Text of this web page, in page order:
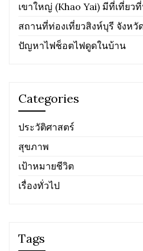
เขาใหญ่ (Khao Yai) มีที่เที่ยว
สถานที่ท่องเที่ยวสิงห์บุรี จังหวั
ปัญหาไฟช็อตไฟดูดในบ้าน
Categories
ประวัติศาสตร์
สุขภาพ
เป้าหมายชีวิต
เรื่องทั่วไป
Tags